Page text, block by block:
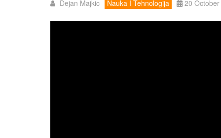
Dejan Majkic Nauka I Tehnologija 20